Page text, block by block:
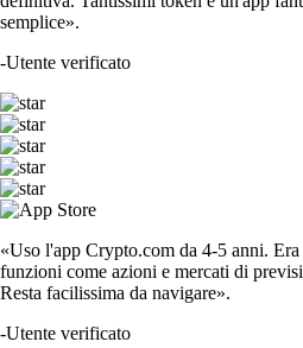
semplice».
-Utente verificato
«Uso l'app Crypto.com da 4-5 anni.
funzioni come azioni e mercati di
Resta facilissima da navigare».
-Utente verificato